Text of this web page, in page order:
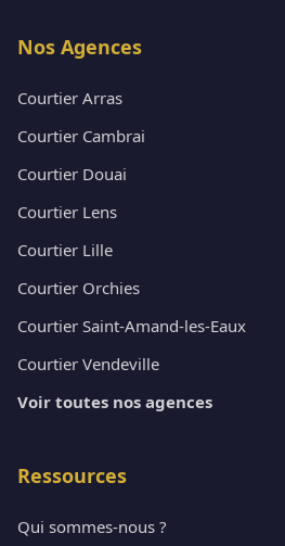
Nos Agences
Courtier Arras
Courtier Cambrai
Courtier Douai
Courtier Lens
Courtier Lille
Courtier Orchies
Courtier Saint-Amand-les-Eaux
Courtier Vendeville
Voir toutes nos agences
Ressources
Qui sommes-nous ?